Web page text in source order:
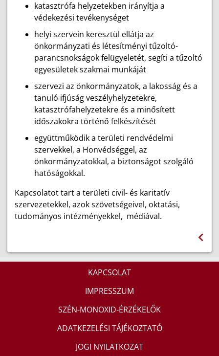
katasztrófa helyzetekben irányítja a
védekezési tevékenységet
helyi szervein keresztül ellátja az
önkormányzati és létesítményi tűzoltó-
parancsnokságok felügyeletét, segíti a tűzoltó
egyesületek szakmai munkáját
szervezi az önkormányzatok, a lakosság és a
tanuló ifjúság veszélyhelyzetekre,
katasztrófahelyzetekre és a minősített
időszakokra történő felkészítését
együttműködik a területi rendvédelmi
szervekkel, a Honvédséggel, az
önkormányzatokkal, a biztonságot szolgáló
hatóságokkal.
Kapcsolatot tart a területi civil- és karitatív
szervezetekkel, azok szövetségeivel, oktatási,
tudományos intézményekkel, médiával.
KAPCSOLAT
IMPRESSZUM
SZÉN-MONOXID-ÉRZÉKELŐK
ADATKEZELÉSI TÁJÉKOZTATÓ
JOGI NYILATKOZAT